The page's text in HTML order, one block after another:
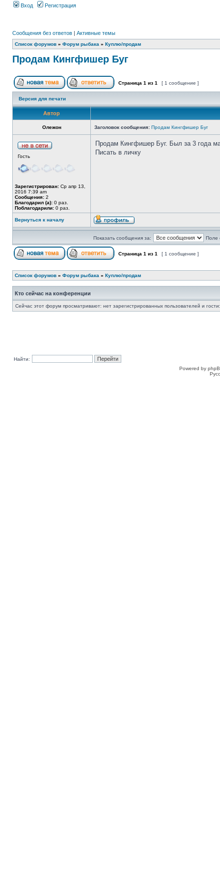
Вход Регистрация
Сообщения без ответов | Активные темы
Список форумов » Форум рыбака » Куплю/продам
Продам Кингфишер Буг
Страница 1 из 1 [ 1 сообщение ]
Версия для печати
Автор
Олежон Заголовок сообщения: Продам Кингфишер Буг
Гость
Зарегистрирован: Ср апр 13,
2016 7:39 am
Сообщения: 2
Благодарил (а): 0 раз.
Поблагодарили: 0 раз.
Продам Кингфишер Буг. Был за 3 года
Писать в личку
Вернуться к началу
Показать сообщения за: Поле
Страница 1 из 1 [ 1 сообщение ]
Список форумов » Форум рыбака » Куплю/продам
Кто сейчас на конференции
Сейчас этот форум просматривают: нет зарегистрированных пользователей и
Найти:
Powered by